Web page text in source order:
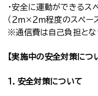
・安全に運動ができるス
（２ｍ×２ｍ程度のスペー
※通信費は自己負担とな
【実施中の安全対策につ
１．安全対策について